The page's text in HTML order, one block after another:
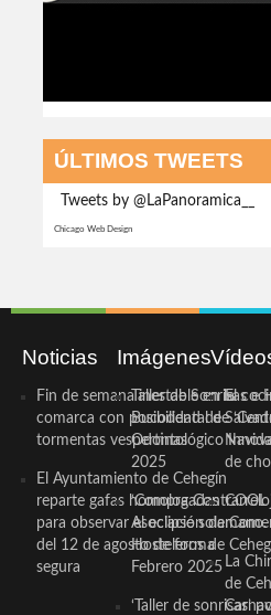
ÚLTIMOS TWEETS
Tweets by @LaPanoramica__
Chicago Web Design
Noticias
Fin de semana inestable en la
comarca con posibilidad de
tormentas vespertinas
El Ayuntamiento de Cehegín
reparte gafas homologadas
para observar el eclipse solar
del 12 de agosto de forma
segura
Imágenes
Taller de Sonrisas e
Bucodental de
Odontológico
2025
‘Compra
Asociación de
Hosteleros de
Febrero 2025
‘Taller de sonrisas’
El
de
COOL
La
de